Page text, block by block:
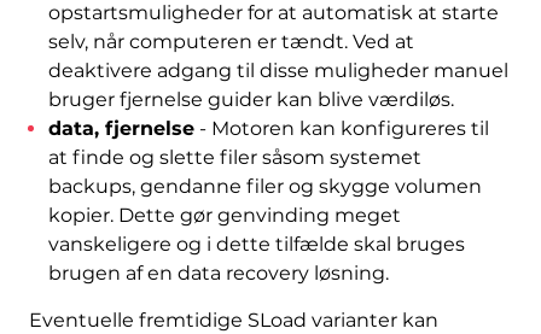
opstartsmuligheder for at automatisk at starte
selv, når computeren er tændt. Ved at
deaktivere adgang til disse muligheder manuel
bruger fjernelse guider kan blive værdiløs.
data, fjernelse- Motoren kan konfigureres til
at finde og slette filer såsom systemet
backups, gendanne filer og skygge volumen
kopier. Dette gør genvinding meget
vanskeligere og i dette tilfælde skal bruges
brugen af ​​en data recovery løsning.
Eventuelle fremtidige SLoad varianter kan